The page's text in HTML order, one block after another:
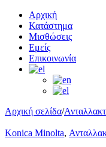
Αρχική
Κατάστημα
Μισθώσεις
Εμείς
Επικοινωνία
Αρχική σελίδα/
Konica Minolta,